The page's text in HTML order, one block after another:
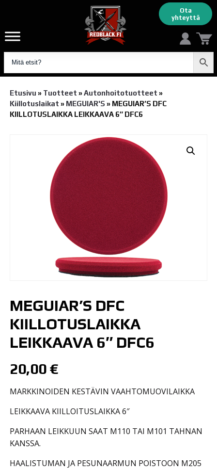
Ota
yhteyttä
Etusivu » Tuotteet » Autonhoito­tuotteet »
Kiillotuslaikat » MEGUIAR'S » MEGUIAR’S DFC
KIILLOTUSLAIKKA LEIKKAAVA 6″ DFC6
MEGUIAR’S DFC
KIILLOTUSLAIKKA
LEIKKAAVA 6″ DFC6
20,00 €
MARKKINOIDEN KESTÄVIN VAAHTOMUOVILAIKKA
LEIKKAAVA KIILLOITUSLAIKKA 6″
PARHAAN LEIKKUUN SAAT M110 TAI M101 TAHNAN
KANSSA.
HAALISTUMAN JA PESUNAARMUN POISTOON M205